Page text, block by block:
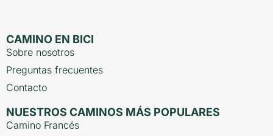
CAMINO EN BICI
Sobre nosotros
Preguntas frecuentes
Contacto
NUESTROS CAMINOS MÁS POPULARES
Camino Francés